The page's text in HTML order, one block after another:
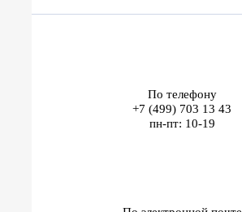
По телефону
+7 (499) 703 13 43
пн-пт: 10-19